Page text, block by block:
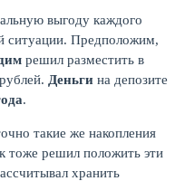
выгоду каждого
ситуации. Предположим,
решил разместить в
Деньги на депозите
.
такие же накопления
тоже решил положить эти
хранить